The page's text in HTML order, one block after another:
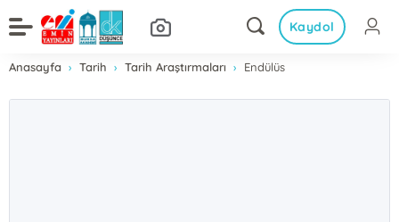
Kaydol
Anasayfa Tarih Tarih Araştırmaları Endülüs